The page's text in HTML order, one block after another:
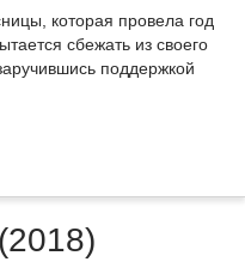
которая провела год
сбежать из своего
поддержкой